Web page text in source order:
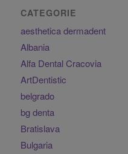
CATEGORIE
aesthetica dermadent
Albania
Alfa Dental Cracovia
ArtDentistic
belgrado
bg denta
Bratislava
Bulgaria